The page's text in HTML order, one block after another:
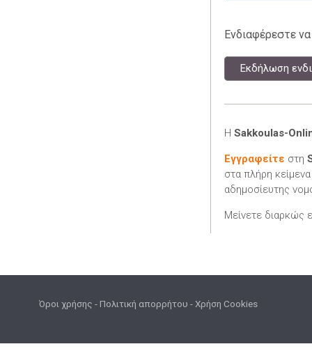
Ενδιαφέρεστε
Εκδήλωση
Η Sakkoulas-
Εγγραφείτε στη
στα πλήρη
αδημοσίευτης
Μείνετε διαρκώς
Όροι χρήσης -Πολιτική απορρήτου -Χρήση Cookies